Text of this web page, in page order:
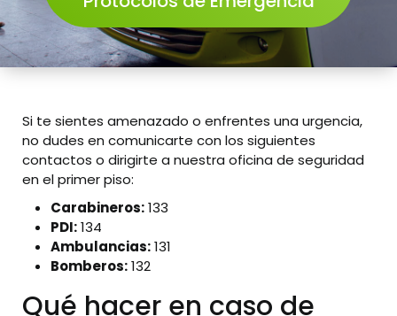
Si te sientes amenazado o enfrentes una urgencia,
no dudes en comunicarte con los siguientes
contactos o dirigirte a nuestra oficina de seguridad
en el primer piso:
Carabineros:133
PDI:134
Ambulancias:131
Bomberos:132
Qué hacer en caso de